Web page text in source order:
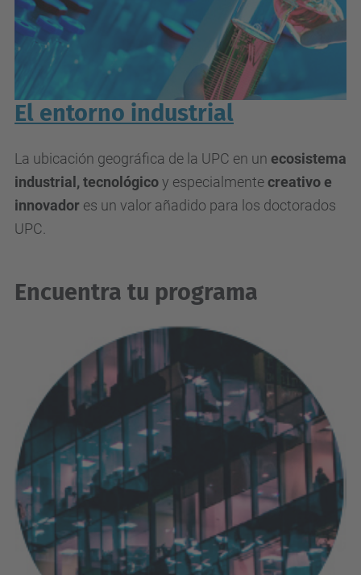
El entorno industrial
La ubicación geográfica de la UPC en un ecosistema
industrial, tecnológicoy especialmentecreativo e
innovador es un valor añadido para los doctorados
UPC.
Encuentra tu programa